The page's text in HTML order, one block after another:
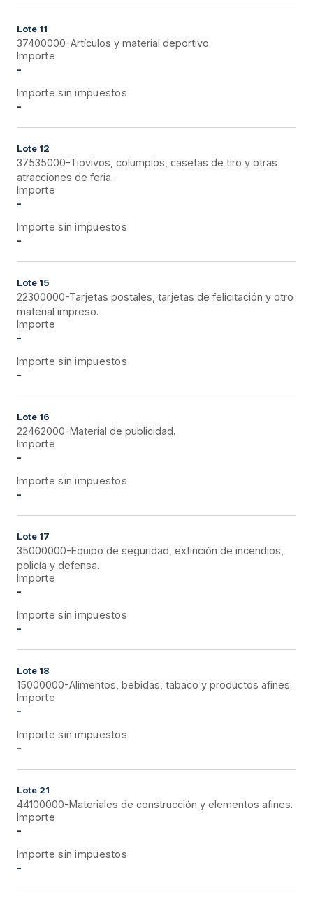
Lote 11
37400000-Artículos y material deportivo.
Importe
-
Importe sin impuestos
-
Lote 12
37535000-Tiovivos, columpios, casetas de tiro y otras
atracciones de feria.
Importe
-
Importe sin impuestos
-
Lote 15
22300000-Tarjetas postales, tarjetas de felicitación y otro
material impreso.
Importe
-
Importe sin impuestos
-
Lote 16
22462000-Material de publicidad.
Importe
-
Importe sin impuestos
-
Lote 17
35000000-Equipo de seguridad, extinción de incendios,
policía y defensa.
Importe
-
Importe sin impuestos
-
Lote 18
15000000-Alimentos, bebidas, tabaco y productos afines.
Importe
-
Importe sin impuestos
-
Lote 21
44100000-Materiales de construcción y elementos afines.
Importe
-
Importe sin impuestos
-